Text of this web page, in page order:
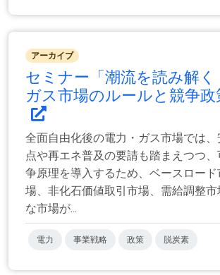
アーカイブ
セミナー「潮流を読み解
ガス市場のルールと競争政
全面自由化後の電力・ガス市場では
点や再エネ普及の要請も踏まえつつ
争原理を導入するため、ベースロー
場、非化石価値取引市場、需給調整市
な市場が...
電力 事業戦略 政策 脱炭素